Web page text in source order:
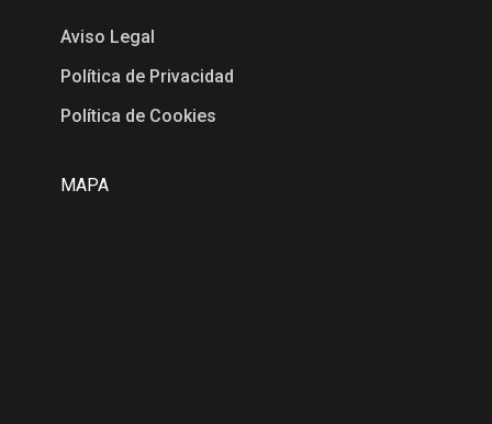
Aviso Legal
Política de Privacidad
Política de Cookies
MAPA